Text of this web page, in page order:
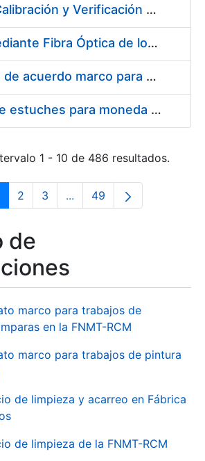
Servicio de Calibración y Verificación Externa de los Equipos de Medición del Servicio de Prevención de la FNMT-RCM
Conexión mediante Fibra Óptica de los Centros de Proceso de Datos (CPDs) de las sedes de la FNMT-RCM de Burgos y Madrid
Contratación de acuerdo marco para el Suministro de Material de Electricidad para la Fábrica Nacional de Moneda y Timbre-Real Casa de la Moneda en su centro de trabajo de Burgos
Suministro de estuches para moneda de 30 €
1 - 10 de 486 resultados.
Página
2 Página
3 ...Páginas intermedias Use
Página
49
de
marco para trabajos de
en la FNMT-RCM
marco para trabajos de pintura
de limpieza y acarreo en Fábrica
de limpieza de la FNMT-RCM